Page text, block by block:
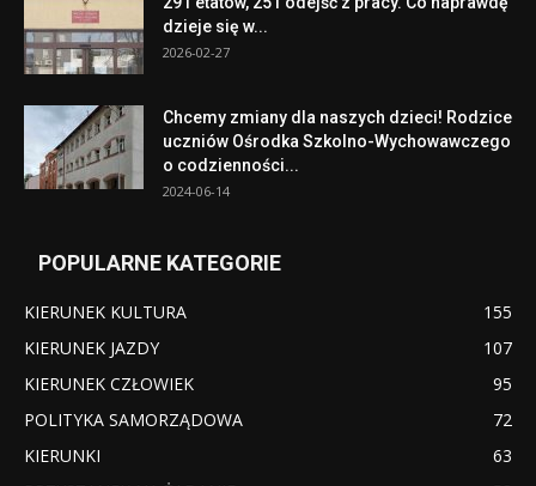
dzieje się w...
2026-02-27
Chcemy zmiany dla naszych dzieci! Rodzice
uczniów Ośrodka Szkolno-Wychowawczego
o codzienności...
2024-06-14
POPULARNE KATEGORIE
KIERUNEK KULTURA
155
KIERUNEK JAZDY
107
KIERUNEK CZŁOWIEK
95
POLITYKA SAMORZĄDOWA
72
KIERUNKI
63